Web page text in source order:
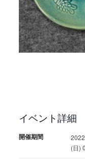
イベント詳細
開催期間
(日)